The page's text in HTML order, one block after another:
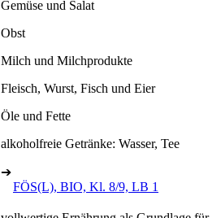
Gemüse und Salat
Obst
Milch und Milchprodukte
Fleisch, Wurst, Fisch und Eier
Öle und Fette
alkoholfreie Getränke: Wasser, Tee
➔
FÖS(L), BIO, Kl. 8/9, LB 1